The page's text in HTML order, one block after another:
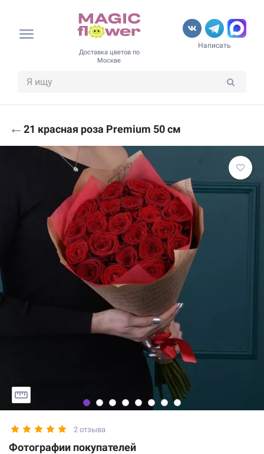
Доставка цветов по
Москве
Написать
← 21 красная роза Premium 50 см
2 отзыва
Фотографии покупателей